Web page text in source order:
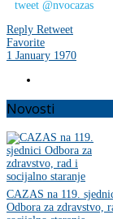
tweet @nvocazas
Reply Retweet
Favorite
1 January 1970
Novosti
CAZAS na 119.
Odbora za zdravstvo,